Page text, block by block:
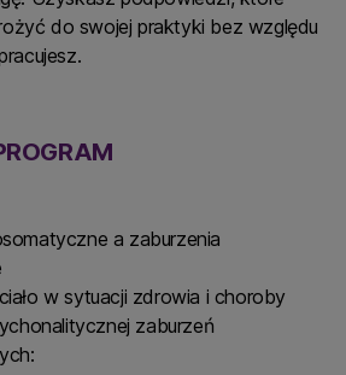
do swojej praktyki bez względu
a zaburzenia
w sytuacji zdrowia i choroby
zaburzeń